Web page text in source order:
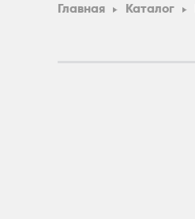
Главная Каталог